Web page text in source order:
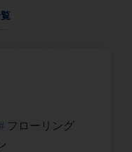
フローリング